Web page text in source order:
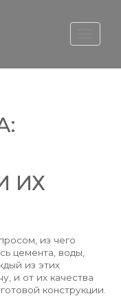
ИХ
из чего
цемента, воды,
из этих
и от их качества
конструкции.